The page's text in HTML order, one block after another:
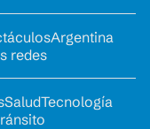
Argentina
redes
SaludTecnología